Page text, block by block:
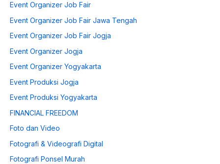
Event Organizer Job Fair
Event Organizer Job Fair Jawa Tengah
Event Organizer Job Fair Jogja
Event Organizer Jogja
Event Organizer Yogyakarta
Event Produksi Jogja
Event Produksi Yogyakarta
FINANCIAL FREEDOM
Foto dan Video
Fotografi & Videografi Digital
Fotografi Ponsel Murah